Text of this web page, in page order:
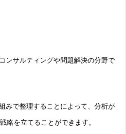
ンサルティングや問題解決の分野で
みで整理することによって、分析が
略を立てることができます。